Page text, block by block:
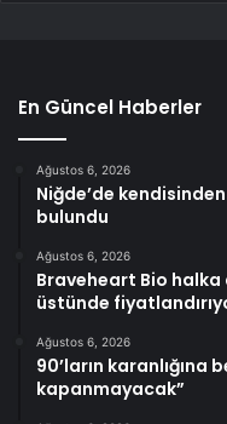
En Güncel Haberler
Ağustos 6, 2026
Niğde’de
bulundu
Ağustos 6, 2026
Braveheart Bio halka
üstünde
Ağustos 6, 2026
90’ların karanlığına
kapanmayacak”